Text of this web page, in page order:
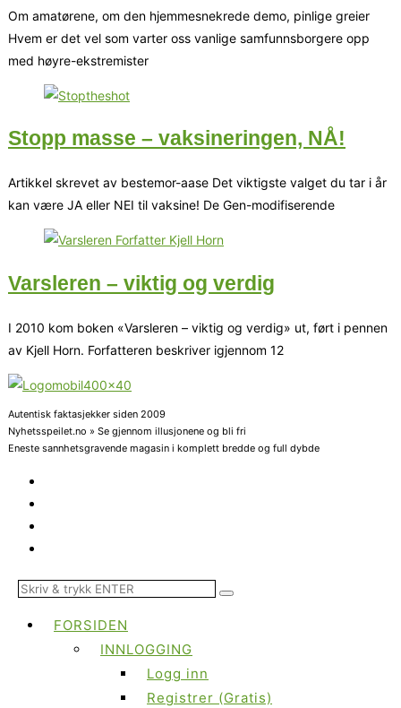
Om amatørene, om den hjemmesnekrede demo, pinlige greier
Hvem er det vel som varter oss vanlige samfunnsborgere opp
med høyre-ekstremister
Stopp masse – vaksineringen, NÅ!
Artikkel skrevet av bestemor-aase Det viktigste valget du tar i år
kan være JA eller NEI til vaksine! De Gen-modifiserende
Varsleren – viktig og verdig
I 2010 kom boken «Varsleren – viktig og verdig» ut, ført i pennen
av Kjell Horn. Forfatteren beskriver igjennom 12
Autentisk faktasjekker siden 2009
Nyhetsspeilet.no » Se gjennom illusjonene og bli fri
Eneste sannhetsgravende magasin i komplett bredde og full dybde
FORSIDEN
INNLOGGING
Logg inn
Registrer (Gratis)